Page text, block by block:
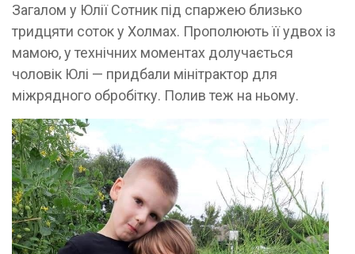
Загалом у Юлії Сотник під спаржею близько
тридцяти соток у Холмах. Прополюють її удвох із
мамою, у технічних моментах долучається
чоловік Юлі — придбали мінітрактор для
міжрядного обробітку. Полив теж на ньому.